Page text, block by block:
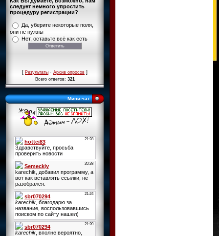
следует немного упростить
процедуру регистрации?
Да, уберите некоторые поля,
они не нужны
Нет, оставьте всё как есть
[Результаты·Архив опросов]
Всего ответов:321
Мини-чат